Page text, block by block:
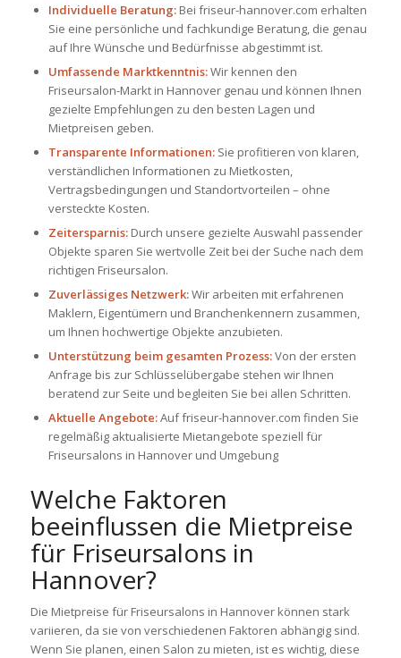
Individuelle Beratung:Bei friseur-hannover.com erhalten
Sie eine persönliche und fachkundige Beratung, die genau
auf Ihre Wünsche und Bedürfnisse abgestimmt ist.
Umfassende Marktkenntnis:Wir kennen den
Friseursalon-Markt in Hannover genau und können Ihnen
gezielte Empfehlungen zu den besten Lagen und
Mietpreisen geben.
Transparente Informationen:Sie profitieren von klaren,
verständlichen Informationen zu Mietkosten,
Vertragsbedingungen und Standortvorteilen – ohne
versteckte Kosten.
Zeitersparnis:Durch unsere gezielte Auswahl passender
Objekte sparen Sie wertvolle Zeit bei der Suche nach dem
richtigen Friseursalon.
Zuverlässiges Netzwerk:Wir arbeiten mit erfahrenen
Maklern, Eigentümern und Branchenkennern zusammen,
um Ihnen hochwertige Objekte anzubieten.
Unterstützung beim gesamten Prozess:Von der ersten
Anfrage bis zur Schlüsselübergabe stehen wir Ihnen
beratend zur Seite und begleiten Sie bei allen Schritten.
Aktuelle Angebote:Auffriseur-hannover.com finden Sie
regelmäßig aktualisierte Mietangebote speziell für
Friseursalons in Hannover und Umgebung
Welche Faktoren
beeinflussen die Mietpreise
für Friseursalons in
Hannover?
Die Mietpreise für Friseursalons in Hannover können stark
variieren, da sie von verschiedenen Faktoren abhängig sind.
Wenn Sie planen, einen Salon zu mieten, ist es wichtig, diese